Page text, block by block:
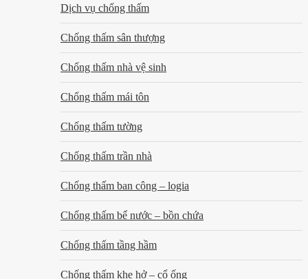
Dịch vụ chống thấm
Chống thấm sân thượng
Chống thấm nhà vệ sinh
Chống thấm mái tôn
Chống thấm tường
Chống thấm trần nhà
Chống thấm ban công – logia
Chống thấm bể nước – bồn chứa
Chống thấm tầng hầm
Chống thấm khe hở – cổ ống